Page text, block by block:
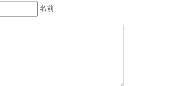
名前